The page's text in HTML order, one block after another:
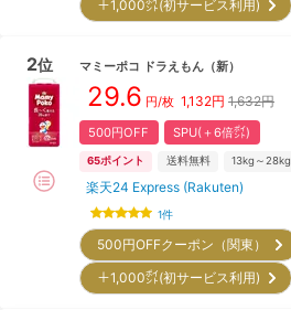
＋1,000㌽(初サービス利用)
2位 マミーポコ ドラえもん （新）
29.6 円/枚 1,132円 1,632円
500円OFF SPU(＋6倍㌽)
65ポイント 送料無料 13kg～28kg
楽天24 Express (Rakuten)
1件
500円OFFクーポン（関東）
＋1,000㌽(初サービス利用)